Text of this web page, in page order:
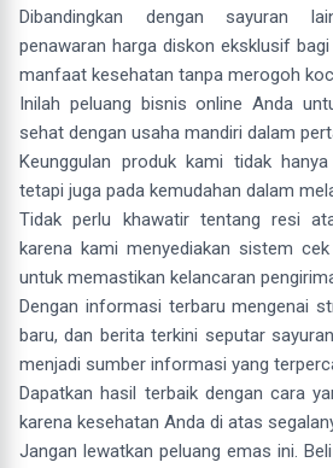
Dibandingkan dengan sayuran
penawaran harga diskon eksklusif
manfaat kesehatan tanpa merogoh
Inilah peluang bisnis online Anda
sehat dengan usaha mandiri dalam
Keunggulan produk kami tidak
tetapi juga pada kemudahan dalam
Tidak perlu khawatir tentang resi
karena kami menyediakan sistem
untuk memastikan kelancaran
Dengan informasi terbaru mengenai
baru, dan berita terkini seputar
menjadi sumber informasi yang
Dapatkan hasil terbaik dengan cara
karena kesehatan Anda di atas
Jangan lewatkan peluang emas ini.